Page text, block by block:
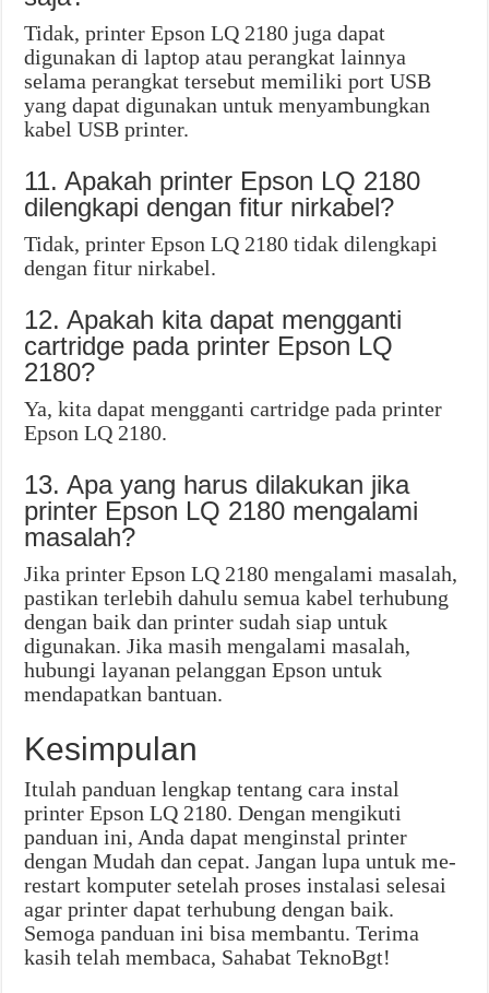
Tidak, printer Epson LQ 2180 juga dapat
digunakan di laptop atau perangkat lainnya
selama perangkat tersebut memiliki port USB
yang dapat digunakan untuk menyambungkan
kabel USB printer.
11. Apakah printer Epson LQ 2180
dilengkapi dengan fitur nirkabel?
Tidak, printer Epson LQ 2180 tidak dilengkapi
dengan fitur nirkabel.
12. Apakah kita dapat mengganti
cartridge pada printer Epson LQ
2180?
Ya, kita dapat mengganti cartridge pada printer
Epson LQ 2180.
13. Apa yang harus dilakukan jika
printer Epson LQ 2180 mengalami
masalah?
Jika printer Epson LQ 2180 mengalami masalah,
pastikan terlebih dahulu semua kabel terhubung
dengan baik dan printer sudah siap untuk
digunakan. Jika masih mengalami masalah,
hubungi layanan pelanggan Epson untuk
mendapatkan bantuan.
Kesimpulan
Itulah panduan lengkap tentang cara instal
printer Epson LQ 2180. Dengan mengikuti
panduan ini, Anda dapat menginstal printer
dengan Mudah dan cepat. Jangan lupa untuk me-
restart komputer setelah proses instalasi selesai
agar printer dapat terhubung dengan baik.
Semoga panduan ini bisa membantu. Terima
kasih telah membaca, Sahabat TeknoBgt!